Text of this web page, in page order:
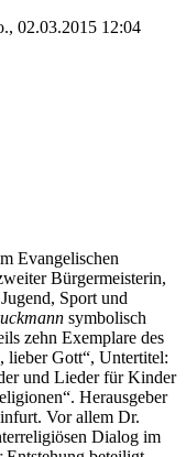
02.03.2015 12:04
Evangelischen
Bürgermeisterin,
Sport und
symbolisch
zehn Exemplare des
lieber Gott“, Untertitel:
und Lieder für Kinder
Herausgeber
Vor allem Dr.
Dialog im